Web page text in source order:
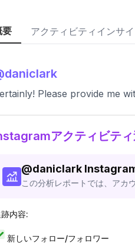
要 アクティビティインサイ
daniclark
Please provide me
アクティビテ
@daniclark
この分析レポートでは、アカ
内容:
新しいフォロー/フォロワー